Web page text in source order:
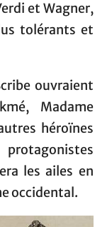
et Wagner,
tolérants et
ouvraient
Madame
héroïnes
les ailes en
occidental.